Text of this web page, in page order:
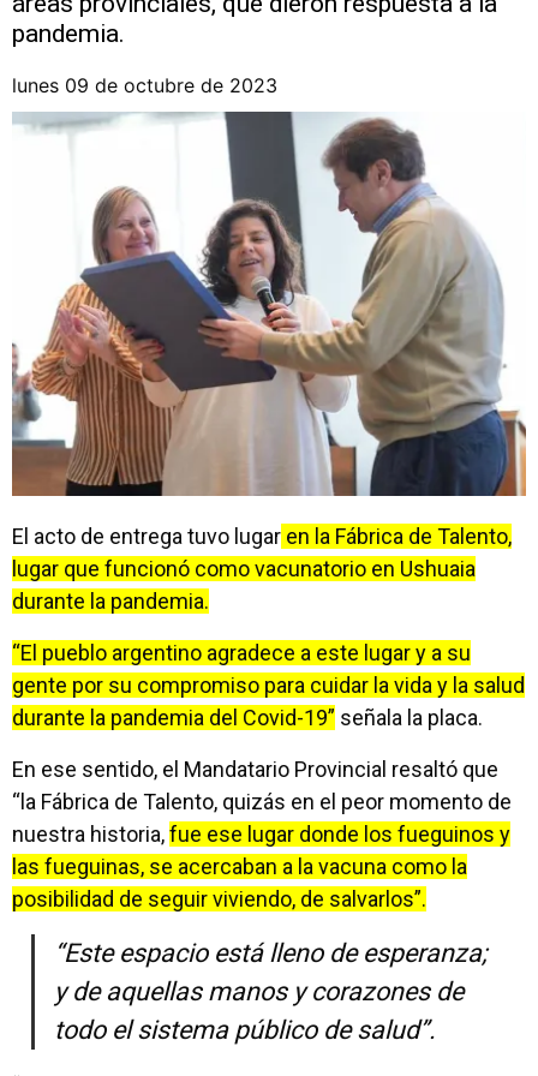
pandemia.
lunes 09 de octubre de 2023
El acto de entrega tuvo lugar en la Fábrica de Talento,
lugar que funcionó como vacunatorio en Ushuaia
durante la pandemia.
“El pueblo argentino agradece a este lugar y a su
gente por su compromiso para cuidar la vida y la salud
durante la pandemia del Covid-19” señala la placa.
En ese sentido, el Mandatario Provincial resaltó que
“la Fábrica de Talento, quizás en el peor momento de
nuestra historia,fue ese lugar donde los fueguinos y
las fueguinas, se acercaban a la vacuna como la
posibilidad de seguir viviendo, de salvarlos”.
“Este espacio está lleno de esperanza;
y de aquellas manos y corazones de
todo el sistema público de salud”.